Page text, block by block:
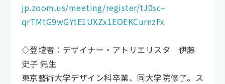
jp.zoom.us/meeting/register/tJ0sc–
qrTMtG9wGYtE1UXZx1EOEKCurnzFx
◇登壇者：デザイナー・アトリエリスタ 伊藤
史子 先生
東京藝術大学デザイン科卒業、同大学院修了。ス